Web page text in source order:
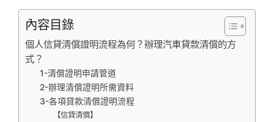
內容目錄
個人信貸清償證明流程為何？辦理汽車貸款清償的方
式？
1-清償證明申請管道
2-辦理清償證明所需資料
3-各項貸款清償證明流程
【信貸清償】